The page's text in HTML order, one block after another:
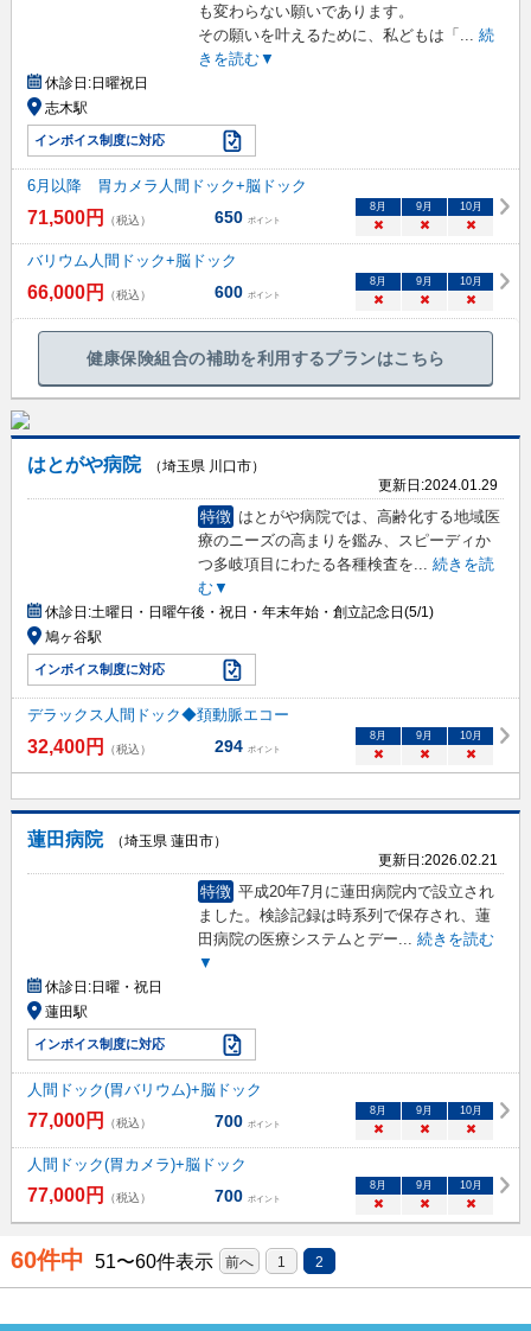
も変わらない願いであります。
その願いを叶えるために、私どもは「 ... 続
きを読む▼
休診日:日曜祝日
志木駅
インボイス制度に対応
6月以降 胃カメラ人間ドック+脳ドック
71,500円 （税込） 650 ポイント
8月 9月 10月
× × ×
バリウム人間ドック+脳ドック
66,000円 （税込） 600 ポイント
8月 9月 10月
× × ×
健康保険組合の補助を利用するプランはこちら
はとがや病院
（埼玉県 川口市）
更新日:2024.01.29
特徴 はとがや病院では、高齢化する地域医
療のニーズの高まりを鑑み、スピーディか
つ多岐項目にわたる各種検査を... 続きを読
む▼
休診日:土曜日・日曜午後・祝日・年末年始・創立記念日(5/1)
鳩ヶ谷駅
インボイス制度に対応
デラックス人間ドック◆頚動脈エコー
32,400円 （税込） 294 ポイント
8月 9月 10月
× × ×
蓮田病院
（埼玉県 蓮田市）
更新日:2026.02.21
特徴 平成20年7月に蓮田病院内で設立され
ました。検診記録は時系列で保存され、蓮
田病院の医療システムとデー
続きを読む
▼
休診日:日曜・祝日
蓮田駅
インボイス制度に対応
人間ドック(胃バリウム)+脳ドック
77,000円 （税込） 700 ポイント
8 月 9 月 10月
× × ×
人間ドック(胃カメラ)+脳ドック
77,000円 （税込） 700 ポイント
8 月 9 月 10月
× × ×
60件中 51〜60件表示 前へ 1 2